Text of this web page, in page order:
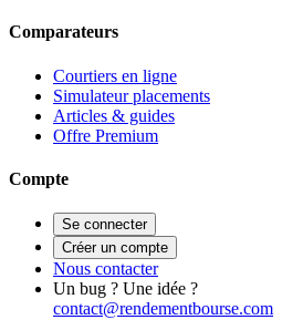
Comparateurs
Courtiers en ligne
Simulateur placements
Articles & guides
Offre Premium
Compte
Se connecter
Créer un compte
Nous contacter
Un bug ? Une idée ?
contact@rendementbourse.com